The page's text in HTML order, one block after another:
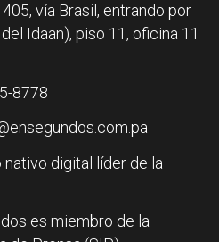
vía Brasil, entrando por
Idaan), piso 11, oficina 11
8778
nativo digital líder de la
es miembro de la